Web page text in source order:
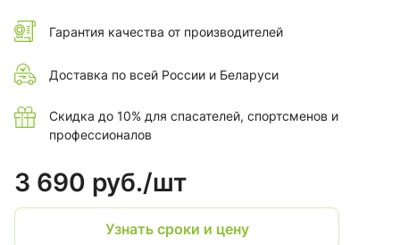
Гарантия качества от производителей
Доставка по всей России и Беларуси
Скидка до 10% для спасателей, спортсменов и
профессионалов
3 690 руб./шт
Узнать сроки и цену